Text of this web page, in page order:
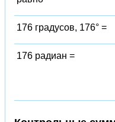
176 градусов, 176° =
176 радиан =